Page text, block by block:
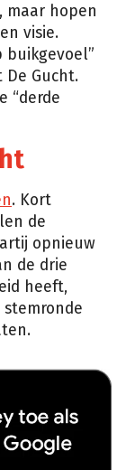
maar hopen
visie.
Gucht.
“derde
. Kort
de
opnieuw
de drie
heeft,